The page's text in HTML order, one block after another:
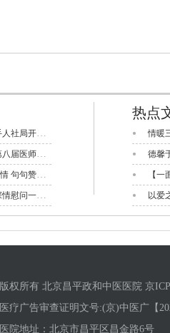
热点
版权所有 北京昌平政和中医医院 京
医疗广告审查证明文号:(京)中医广【
医院地址：北京市昌平区昌金路6号